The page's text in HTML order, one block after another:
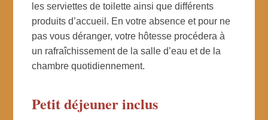
les serviettes de toilette ainsi que différents
produits d’accueil. En votre absence et pour ne
pas vous déranger, votre hôtesse procédera à
un rafraîchissement de la salle d’eau et de la
chambre quotidiennement.
Petit déjeuner inclus